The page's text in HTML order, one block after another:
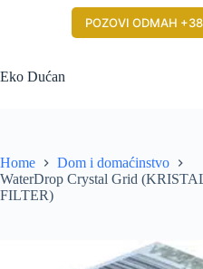
POZOVI ODMAH
Eko Dućan
Home
Dom i domaćinstvo
WaterDrop Crystal Grid
FILTER)